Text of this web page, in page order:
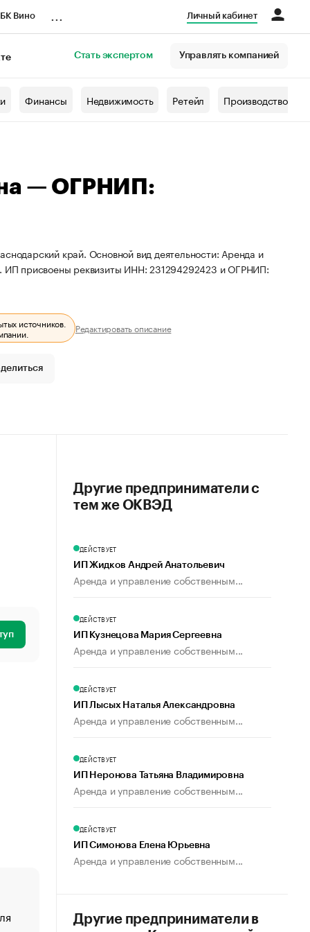
Вино Личный кабинет
Стать экспертом Управлять компанией
Финансы Недвижимость Ретейл Производство
— ОГРНИП:
край. Основной вид деятельности: Аренда и
присвоены реквизиты ИНН: 231294292423 и ОГРНИП:
источников.
Редактировать описание
«От спорта тело стареет иначе». Как живет глава
Другие предприниматели с
тем же ОКВЭД
ДЕЙСТВУЕТ
ИП Жидков Андрей Анатольевич
Аренда и управление собственным...
ДЕЙСТВУЕТ
ИП Кузнецова Мария Сергеевна
Аренда и управление собственным...
ДЕЙСТВУЕТ
ИП Лысых Наталья Александровна
Аренда и управление собственным...
ДЕЙСТВУЕТ
ИП Неронова Татьяна Владимировна
Аренда и управление собственным...
ДЕЙСТВУЕТ
ИП Симонова Елена Юрьевна
Аренда и управление собственным...
Другие предприниматели в